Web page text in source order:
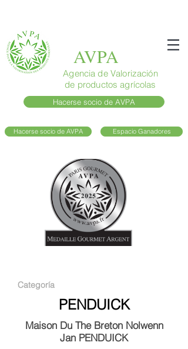
AVPA
Agencia de Valorización
de productos agrícolas
Hacerse socio de AVPA
Hacerse socio de AVPA Espacio Ganadores
Categoría
PENDUICK
Maison Du The Breton Nolwenn
Jan PENDUICK